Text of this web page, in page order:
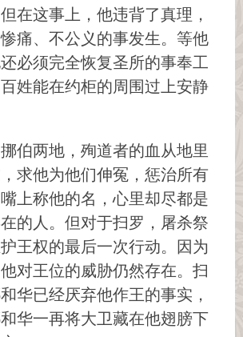
在这事上，他违背了真理，
痛、不公义的事发生。等他
必须完全恢复圣所的事奉工
姓能在约柜的周围过上安静
伯两地，殉道者的血从地里
求他为他们伸冤，惩治所有
上称他的名，心里却尽都是
的人。但对于扫罗，屠杀祭
王权的最后一次行动。因为
对王位的威胁仍然存在。扫
华已经厌弃他作王的事实，
华一再将大卫藏在他翅膀下